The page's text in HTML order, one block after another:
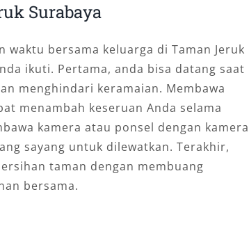
Surabaya
waktu bersama keluarga di Taman Jeruk
ikuti. Pertama, anda bisa datang saat
menghindari keramaian. Membawa
menambah keseruan Anda selama
kamera atau ponsel dengan kamera
sayang untuk dilewatkan. Terakhir,
taman dengan membuang
bersama.